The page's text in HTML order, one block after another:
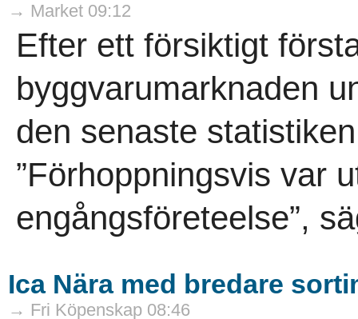
→ Market 09:12
Efter ett försiktigt
byggvarumarknaden
den senaste
”Förhoppningsvis var
engångsföreteelse”,
Ica Nära med bredare
→ Fri Köpenskap 08:46